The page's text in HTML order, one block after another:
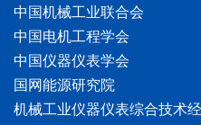
中国机械工业联合会
中国电机工程学会
中国仪器仪表学会
国网能源研究院
机械工业仪器仪表综合技术